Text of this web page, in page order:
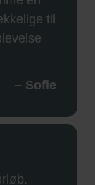
til
– Sofie